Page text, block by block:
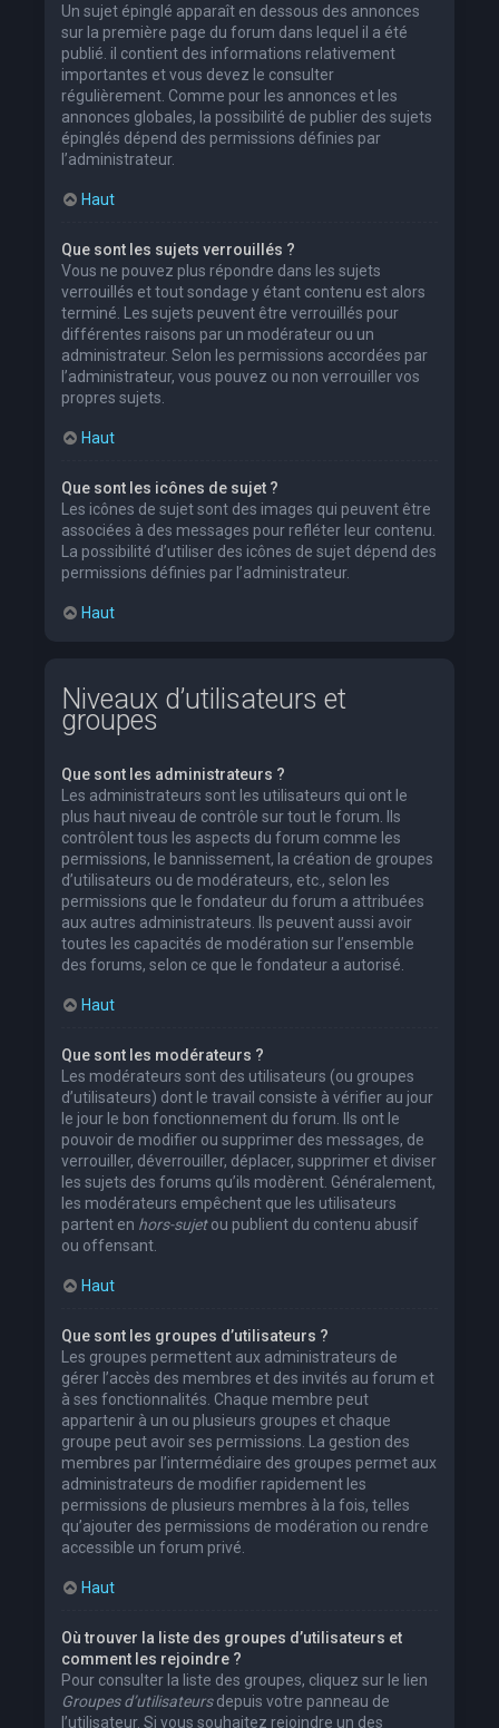
Un sujet épinglé apparaît en dessous des annonces
sur la première page du forum dans lequel il a été
publié. il contient des informations relativement
importantes et vous devez le consulter
régulièrement. Comme pour les annonces et les
annonces globales, la possibilité de publier des sujets
épinglés dépend des permissions définies par
l’administrateur.
Haut
Que sont les sujets verrouillés ?
Vous ne pouvez plus répondre dans les sujets
verrouillés et tout sondage y étant contenu est alors
terminé. Les sujets peuvent être verrouillés pour
différentes raisons par un modérateur ou un
administrateur. Selon les permissions accordées par
l’administrateur, vous pouvez ou non verrouiller vos
propres sujets.
Haut
Que sont les icônes de sujet ?
Les icônes de sujet sont des images qui peuvent être
associées à des messages pour refléter leur contenu.
La possibilité d’utiliser des icônes de sujet dépend des
permissions définies par l’administrateur.
Haut
Niveaux d’utilisateurs et
groupes
Que sont les administrateurs ?
Les administrateurs sont les utilisateurs qui ont le
plus haut niveau de contrôle sur tout le forum. Ils
contrôlent tous les aspects du forum comme les
permissions, le bannissement, la création de groupes
d’utilisateurs ou de modérateurs, etc., selon les
permissions que le fondateur du forum a attribuées
aux autres administrateurs. Ils peuvent aussi avoir
toutes les capacités de modération sur l’ensemble
des forums, selon ce que le fondateur a autorisé.
Haut
Que sont les modérateurs ?
Les modérateurs sont des utilisateurs (ou groupes
d’utilisateurs) dont le travail consiste à vérifier au jour
le jour le bon fonctionnement du forum. Ils ont le
pouvoir de modifier ou supprimer des messages, de
verrouiller, déverrouiller, déplacer, supprimer et diviser
les sujets des forums qu’ils modèrent. Généralement,
les modérateurs empêchent que les utilisateurs
partent en hors-sujetou publient du contenu abusif
ou offensant.
Haut
Que sont les groupes d’utilisateurs ?
Les groupes permettent aux administrateurs de
gérer l’accès des membres et des invités au forum et
à ses fonctionnalités. Chaque membre peut
appartenir à un ou plusieurs groupes et chaque
groupe peut avoir ses permissions. La gestion des
membres par l’intermédiaire des groupes permet aux
administrateurs de modifier rapidement les
permissions de plusieurs membres à la fois, telles
qu’ajouter des permissions de modération ou rendre
accessible un forum privé.
Haut
Où trouver la liste des groupes d’utilisateurs et
comment les rejoindre ?
Pour consulter la liste des groupes, cliquez sur le lien
Groupes d’utilisateursdepuis votre panneau de
l’utilisateur. Si vous souhaitez rejoindre un des